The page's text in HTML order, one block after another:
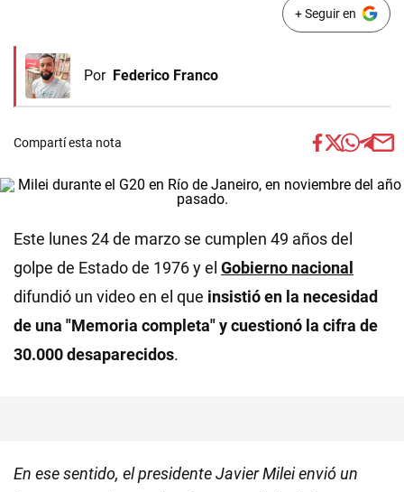
+ Seguir en
Por Federico Franco
Compartí esta nota
Este lunes 24 de marzo se cumplen 49 años del
golpe de Estado de 1976 y el Gobierno nacional
difundió un video en el que insistió en la necesidad
de una "Memoria completa" y cuestionó la cifra de
30.000 desaparecidos.
En ese sentido, el presidente Javier Milei envió un